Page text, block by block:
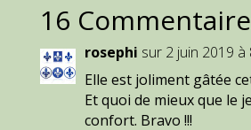
16
rosephi sur 2 juin 2019 à
Elle est joliment gâtée
Et quoi de mieux que le
confort. Bravo !!!